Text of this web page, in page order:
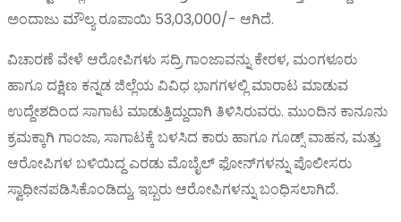
ಅಂದಾಜು ಮೌಲ್ಯ ರೂಪಾಯಿ 53,03,000/- ಆಗಿದೆ.
ವಿಚಾರಣೆ ವೇಳೆ ಆರೋಪಿಗಳು ಸದ್ರಿ ಗಾಂಜಾವನ್ನು ಕೇರಳ, ಮಂಗಳೂರು
ಹಾಗೂ ದಕ್ಷಿಣ ಕನ್ನಡ ಜಿಲ್ಲೆಯ ವಿವಿಧ ಭಾಗಗಳಲ್ಲಿ ಮಾರಾಟ ಮಾಡುವ
ಉದ್ದೇಶದಿಂದ ಸಾಗಾಟ ಮಾಡುತ್ತಿದ್ದುದಾಗಿ ತಿಳಿಸಿರುವರು. ಮುಂದಿನ ಕಾನೂನು
ಕ್ರಮಕ್ಕಾಗಿ ಗಾಂಜಾ, ಸಾಗಾಟಕ್ಕೆ ಬಳಸಿದ ಕಾರು ಹಾಗೂ ಗೂಡ್ಸ್ ವಾಹನ, ಮತ್ತು
ಆರೋಪಿಗಳ ಬಳಿಯಿದ್ದ ಎರಡು ಮೊಬೈಲ್ ಫೋನ್‌ಗಳನ್ನು ಪೊಲೀಸರು
ಸ್ವಾಧೀನಪಡಿಸಿಕೊಂಡಿದ್ದು, ಇಬ್ಬರು ಆರೋಪಿಗಳನ್ನು ಬಂಧಿಸಲಾಗಿದೆ.